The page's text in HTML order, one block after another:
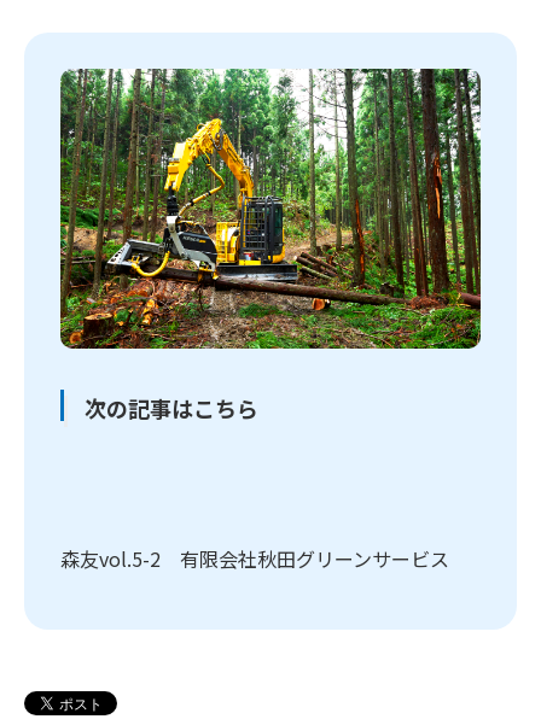
次の記事はこちら
森友vol.5-2 有限会社秋田グリーンサービス